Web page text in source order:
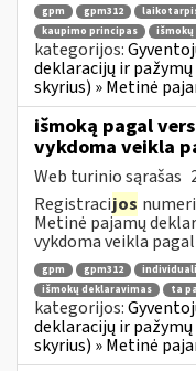
gpm gpm312
kaupimo principas
kategorijos:
deklaracijų ir
skyrius) » Metinė
išmoką pagal
vykdoma veikla
Web turinio sąrašas
Registracijos
Metinė pajamų
vykdoma veikla
gpm gpm312
išmokų deklaravimas
ta
kategorijos:
deklaracijų ir
skyrius) » Metinė